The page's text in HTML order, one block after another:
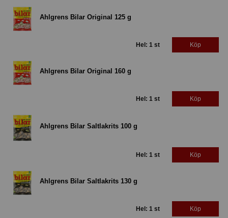
Ahlgrens Bilar Original 125 g
Hel: 1 st Köp
Ahlgrens Bilar Original 160 g
Hel: 1 st Köp
Ahlgrens Bilar Saltlakrits 100 g
Hel: 1 st Köp
Ahlgrens Bilar Saltlakrits 130 g
Hel: 1 st Köp